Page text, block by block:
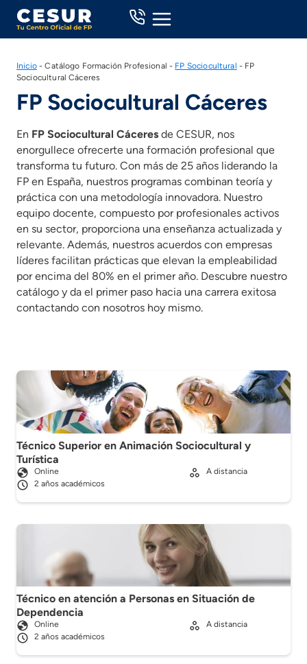
Skip
content
Inicio-Catálogo Formación Profesional - FP Sociocultural - FP
Sociocultural Cáceres
FP Sociocultural Cáceres
En FP Sociocultural Cáceres de CESUR, nos
enorgullece ofrecerte una formación profesional que
transforma tu futuro. Con más de 25 años liderando la
FP en España, nuestros programas combinan teoría y
práctica con una metodología innovadora. Nuestro
equipo docente, compuesto por profesionales activos
en su sector, proporciona una enseñanza actualizada y
relevante. Además, nuestros acuerdos con empresas
líderes facilitan prácticas que elevan la empleabilidad
por encima del 80% en el primer año. Descubre nuestro
catálogo y da el primer paso hacia una carrera exitosa
contactando con nosotros hoy mismo.
Técnico Superior en Animación Sociocultural y
Turística
Online
2 años académicos
A distancia
Técnico en atención a Personas en Situación de
Dependencia
Online
2 años académicos
A distancia